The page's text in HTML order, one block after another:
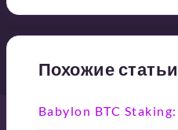
Похожие статьи
Babylon BTC